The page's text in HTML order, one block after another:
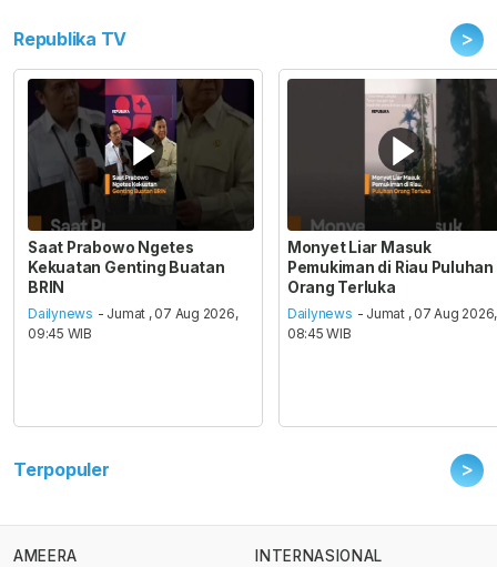
Republika TV >
Saat Prabowo Ngetes
Kekuatan Genting Buatan
BRIN
Dailynews - Jumat , 07 Aug 2026,
09:45 WIB
Monyet Liar Masuk
Pemukiman di Riau Puluhan
Orang Terluka
Dailynews - Jumat , 07 Aug 2026,
08:45 WIB
Terpopuler >
AMEERA INTERNASIONAL